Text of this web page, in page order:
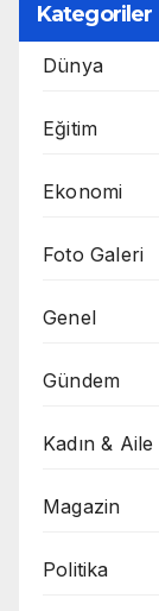
Kategoriler
Dünya
Eğitim
Ekonomi
Foto Galeri
Genel
Gündem
Kadın & Aile
Magazin
Politika